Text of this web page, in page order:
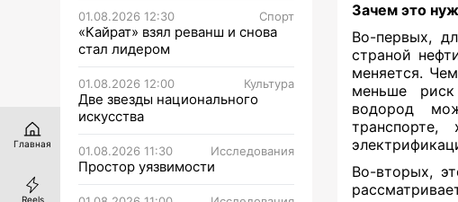
01.08.2026 12:30 Спорт
«Кайрат» взял реванш и снова
стал лидером
01.08.2026 12:00 Культура
Две звезды национального
искусства
01.08.2026 11:30 Исследования
Простор уязвимости
Зачем это
Во-первых,
страной
меняется.
меньше
водород
Во-вторых,
Главная
Reels